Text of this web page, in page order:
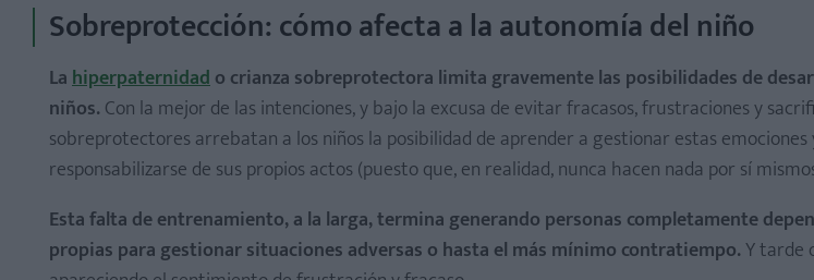
Sobreprotección: cómo afecta a la autonomía del niño
Lahiperpaternidado crianza sobreprotectora limita gravemente las posibilidades de
niños. Con la mejor de las intenciones, y bajo la excusa de evitar fracasos, frustraciones y
sobreprotectores arrebatan a los niños la posibilidad de aprender a gestionar estas
responsabilizarse de sus propios actos (puesto que, en realidad, nunca hacen nada por sí
Esta falta de entrenamiento, a la larga, termina generando personas completamente
propias para gestionar situaciones adversas o hasta el más mínimo contratiempo.Y tarde